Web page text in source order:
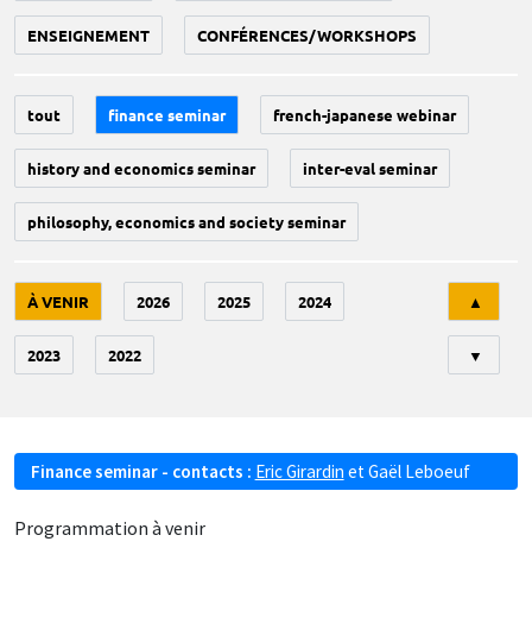
ENSEIGNEMENT CONFÉRENCES/WORKSHOPS
tout finance seminar french-japanese webinar
history and economics seminar inter-eval seminar
philosophy, economics and society seminar
À VENIR 2026 2025 2024
2023 2022
▲
▼
Finance seminar - contacts : Eric Girardin et Gaël Leboeuf
Programmation à venir